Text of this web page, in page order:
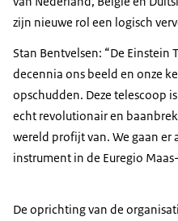
zijn nieuwe rol een logisch
Stan Bentvelsen: “De Einstein
decennia ons beeld en onze
opschudden. Deze telescoop
echt revolutionair en
wereld profijt van. We gaan er
instrument in de Euregio
De oprichting van de